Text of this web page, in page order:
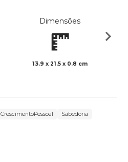
Dimensões
13.9 x 21.5 x 0.8 cm
CrescimentoPessoal
Sabedoria